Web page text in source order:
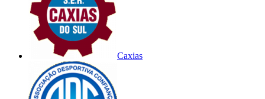
Caxias